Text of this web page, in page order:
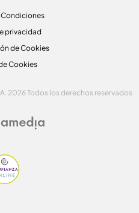
Condiciones
privacidad
de Cookies
Cookies
2026 Todos los derechos reservados